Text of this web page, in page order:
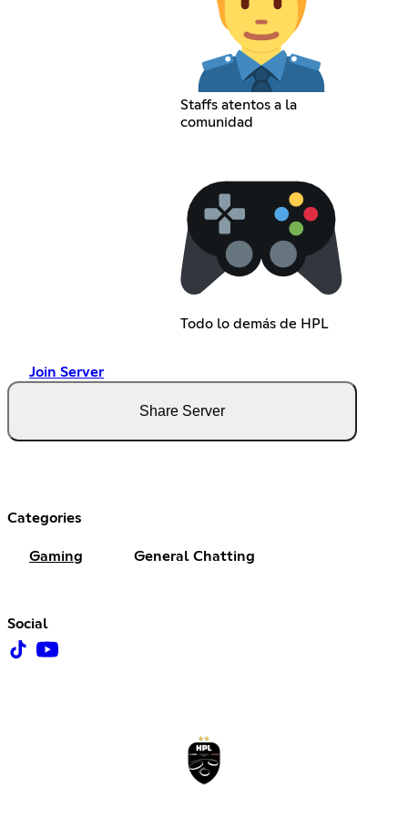
Staffs atentos a la
comunidad
Todo lo demás de HPL
Join Server
Share Server
Categories
Gaming General Chatting
Social